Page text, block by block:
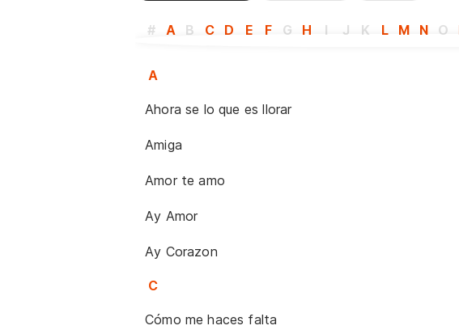
# A B C D E F G H I J K L M N O
A
Ahora se lo que es llorar
Amiga
Amor te amo
Ay Amor
Ay Corazon
C
Cómo me haces falta